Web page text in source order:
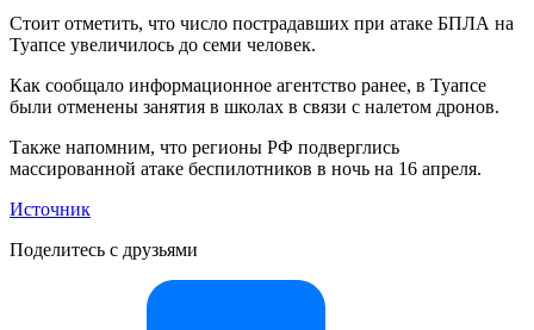
Стоит отметить, что число пострадавших при атаке БПЛА на
Туапсе увеличилось до семи человек.
Как сообщало информационное агентство ранее, в Туапсе
были отменены занятия в школах в связи с налетом дронов.
Также напомним, что регионы РФ подверглись
массированной атаке беспилотников в ночь на 16 апреля.
Источник
Поделитесь с друзьями